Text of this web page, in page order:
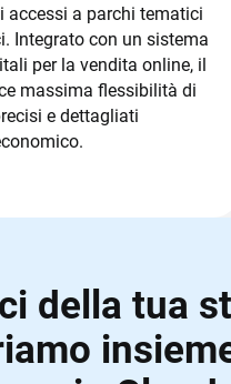
accessi a parchi tematici
Integrato con un sistema
per la vendita online, il
massima flessibilità di
e dettagliati
della tua